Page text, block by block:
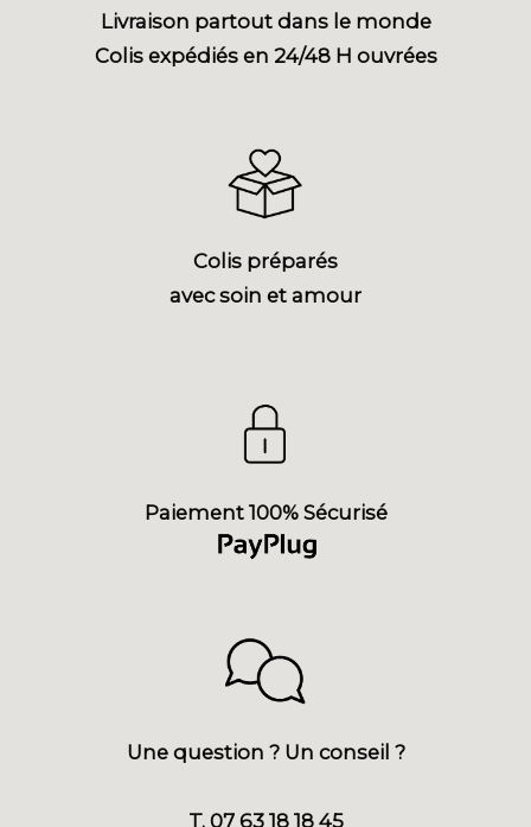
Livraison partout dans le monde
Colis expédiés en 24/48 H ouvrées
Colis préparés
avec soin et amour
Paiement 100% Sécurisé
Une question ? Un conseil ?
T. 07 63 18 18 45